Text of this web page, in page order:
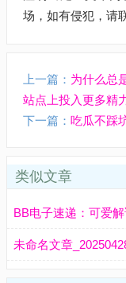
场，如有侵犯，请
上一篇： 为什么总
站点上投入更多精
下一篇： 吃瓜不踩
类似文章
BB电子速递：可爱
未命名文章